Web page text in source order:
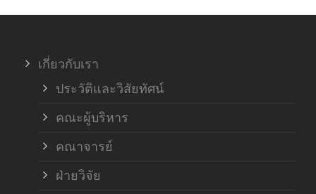
เกี่ยวกับเรา
ประวัติและวิสัยทัศน์
คณะผู้บริหาร
คณาจารย์
ฝ่ายวิจัย